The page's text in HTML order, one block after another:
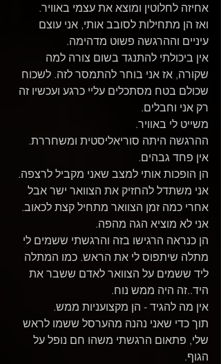
אחיזה לחלוטין ומוצא את עצמי באוויר.
ואז הן מתחילות לסובב אותי, אני עוצם
עיניים וההרגשה פשוט מדהימה.
אין ביכולתי להתנגד בשום צורה למה
שקורה, אז אני בוחר להתמסר לזה. לשכוח
שכולם בטח מסתכלים עליי כרגע ועכשיו זה
רק אני וחבלים.
משייט לי באוויר.
ההרגשה היתה סוריאליסטית ומשחררת.
אין פחד גבהים.
הן הופכות אותי למצב שאני מקביל לרצפה.
אני משתדל להחזיק את הצוואר ישר אבל
אחרי כמה זמן הצוואר מתחיל קצת לכאוב.
אני לא מוציא הגה מהפה.
הן כנראה הרגישו בזה והרגשתי ששמים לי
מתלה שיתפוס לי את הראש. כמו המתלה
ליד ששמים על הצוואר לאדם ששבר את
היד..זה היה ממש נוח.
אין מה להגיד - הן מקצועניות ממש.
תוך כדי שאני נהנה מהערסל ששמו לראש
שלי, פתאום הרגשתי משהו חם נופל על
הגוף.